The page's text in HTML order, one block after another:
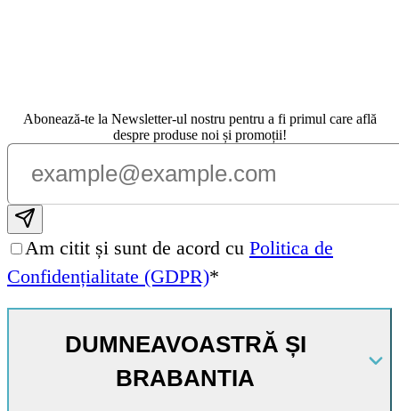
Abonează-te la Newsletter-ul nostru pentru a fi primul care află
despre produse noi și promoții!
Subscribe email
Am citit și sunt de acord cu Politica de
Confidențialitate (GDPR)*
DUMNEAVOASTRĂ ȘI
BRABANTIA